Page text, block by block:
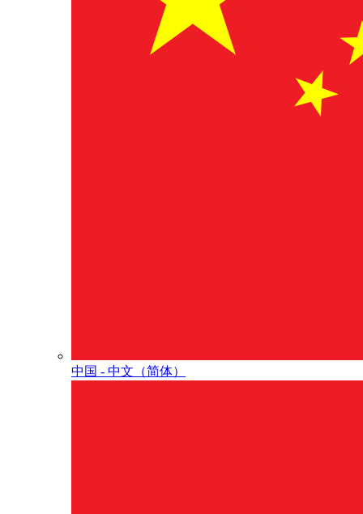
中国 - 中⽂（简体）